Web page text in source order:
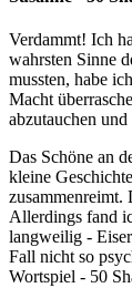
Verdammt! Ich
wahrsten Sinne
mussten, habe
Macht
abzutauchen
Das Schöne an
kleine
zusammenreimt.
Allerdings fand
langweilig -
Fall nicht so
Wortspiel - 50